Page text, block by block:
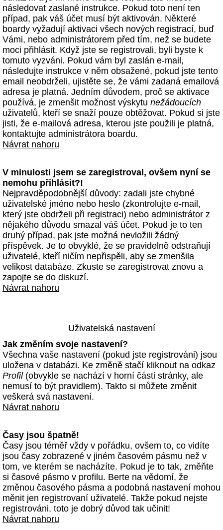
následovat zaslané instrukce. Pokud toto není ten
případ, pak váš účet musí být aktivován. Některé
boardy vyžadují aktivaci všech nových registrací, buď
Vámi, nebo administrátorem před tím, než se budete
moci přihlásit. Když jste se registrovali, byli byste k
tomuto vyzváni. Pokud vám byl zaslán e-mail,
následujte instrukce v něm obsažené, pokud jste tento
email neobdrželi, ujistěte se, že vámi zadaná emailová
adresa je platná. Jedním důvodem, proč se aktivace
používá, je zmenšit možnost výskytu nežádoucích
uživatelů, kteří se snaží pouze obtěžovat. Pokud si jste
jisti, že e-mailová adresa, kterou jste použili je platná,
kontaktujte administrátora boardu.
Návrat nahoru
V minulosti jsem se zaregistroval, ovšem nyní se
nemohu přihlásit?!
Nejpravděpodobnější důvody: zadali jste chybné
uživatelské jméno nebo heslo (zkontrolujte e-mail,
který jste obdrželi při registraci) nebo administrátor z
nějakého důvodu smazal váš účet. Pokud je to ten
druhý případ, pak jste možná nevložili žádný
příspěvek. Je to obvyklé, že se pravidelně odstraňují
uživatelé, kteří ničím nepřispěli, aby se zmenšila
velikost databáze. Zkuste se zaregistrovat znovu a
zapojte se do diskuzí.
Návrat nahoru
Uživatelská nastavení
Jak změním svoje nastavení?
Všechna vaše nastavení (pokud jste registrováni) jsou
uložena v databázi. Ke změně stačí kliknout na odkaz
Profil(obvykle se nachází v horní části stránky, ale
nemusí to být pravidlem). Takto si můžete změnit
veškerá svá nastavení.
Návrat nahoru
Časy jsou špatně!
Časy jsou téměř vždy v pořádku, ovšem to, co vidíte
jsou časy zobrazené v jiném časovém pásmu než v
tom, ve kterém se nacházíte. Pokud je to tak, změňte
si časové pásmo v profilu. Berte na vědomí, že
změnou časového pásma a podobná nastavení mohou
měnit jen registrovaní uživatelé. Takže pokud nejste
registrováni, toto je dobrý důvod tak učinit!
Návrat nahoru